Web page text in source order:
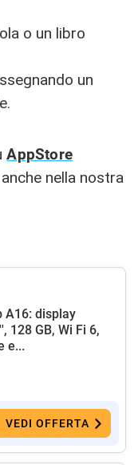
o un libro
un
AppStore
nella nostra
A16: display
128 GB, Wi Fi 6,
e...
VEDI OFFERTA